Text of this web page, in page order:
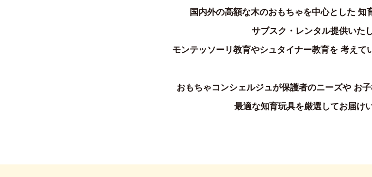
国内外の高額な木のおもちゃを中心とした 知
サブスク・レンタル提供いた
モンテッソーリ教育やシュタイナー教育を 考えて
おもちゃコンシェルジュが保護者のニーズやお子
最適な知育玩具を厳選してお届け